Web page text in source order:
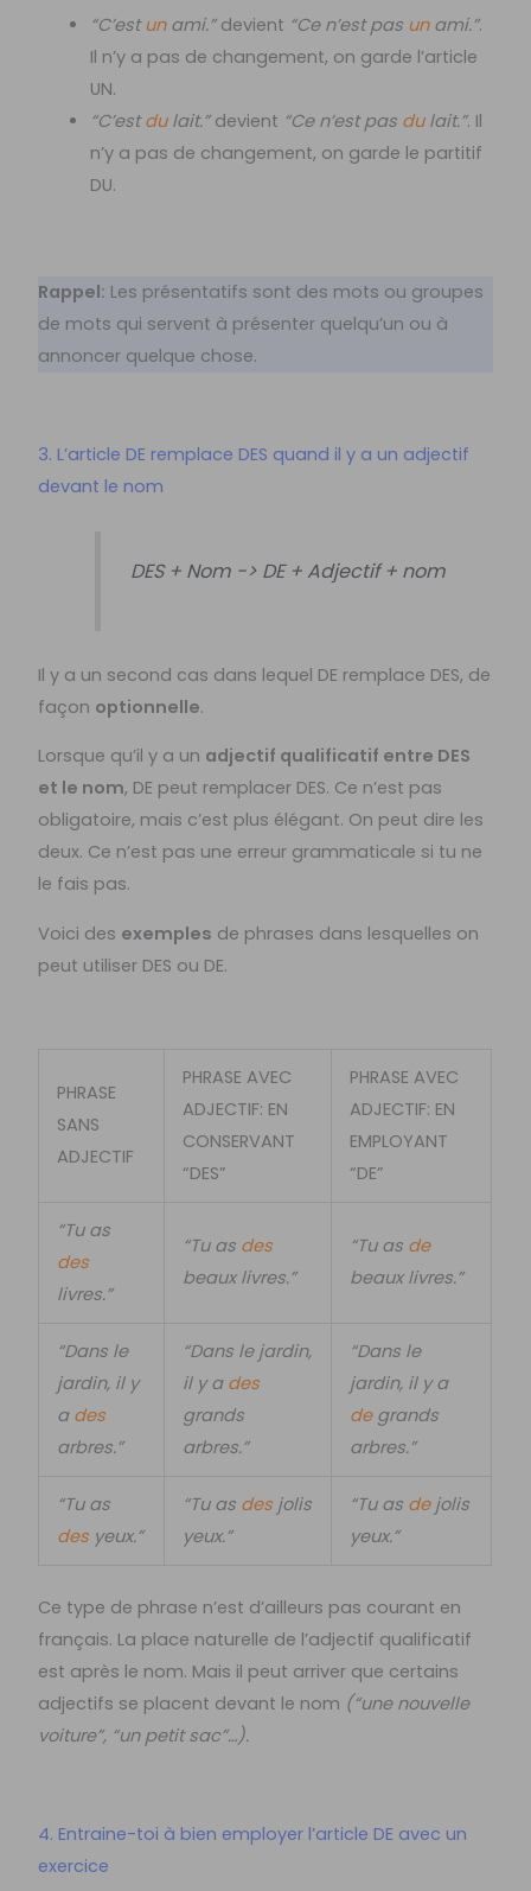
“C’estunami.”devient “Ce n’est pas unami.”.
Il n’y a pas de changement, on garde l’article
UN.
“C’estdulait.”devient “Ce n’est pas dulait.”. Il
n’y a pas de changement, on garde le partitif
DU.
Rappel: Les présentatifs sont des mots ou groupes
de mots qui servent à présenter quelqu’un ou à
annoncer quelque chose.
3. L’article DE remplace DES quand il y a un adjectif
devant le nom
DES + Nom -> DE + Adjectif + nom
Il y a un second cas dans lequel DE remplace DES, de
façon optionnelle.
Lorsque qu’il y a un adjectif qualificatif entre DES
et le nom, DE peut remplacer DES. Ce n’est pas
obligatoire, mais c’est plus élégant. On peut dire les
deux. Ce n’est pas une erreur grammaticale si tu ne
le fais pas.
Voici des exemples de phrases dans lesquelles on
peut utiliser DES ou DE.
PHRASE
SANS
ADJECTIF
PHRASE AVEC
ADJECTIF: EN
CONSERVANT
“DES”
PHRASE AVEC
ADJECTIF: EN
EMPLOYANT
“DE”
“Tu as
des
livres.”
“Tu as des
beaux livres.”
“Tu as de
beaux livres.”
“Dans le
jardin, il y
a des
arbres.”
“Dans le jardin,
il y a des
grands
arbres.”
“Dans le
jardin, il y a
degrands
arbres.”
“Tu as
desyeux.”
“Tu as desjolis
yeux.”
“Tu as dejolis
yeux.”
Ce type de phrase n’est d’ailleurs pas courant en
français. La place naturelle de l’adjectif qualificatif
est après le nom. Mais il peut arriver que certains
adjectifs se placent devant le nom (“une nouvelle
voiture”, “un petit sac”…).
4. Entraine-toi à bien employer l’article DE avec un
exercice